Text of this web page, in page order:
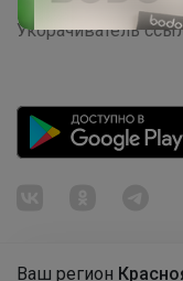
Ваш регион
Укорачиватель
Продолжая